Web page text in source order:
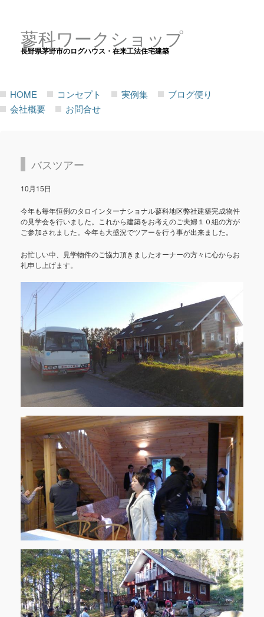
蓼科ワークショップ
長野県茅野市のログハウス・在来工法住宅建築
HOME コンセプト 実例集
ブログ便り
会社概要
お問合せ
バスツアー
10月15日
今年も毎年恒例のタロインターナショナル蓼科地区弊社建築完成物件
の見学会を行いました。これから建築をお考えのご夫婦１０組の方が
ご参加されました。今年も大盛況でツアーを行う事が出来ました。
お忙しい中、見学物件のご協力頂きましたオーナーの方々に心からお
礼申し上げます。